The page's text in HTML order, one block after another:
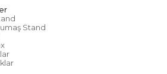
Stand